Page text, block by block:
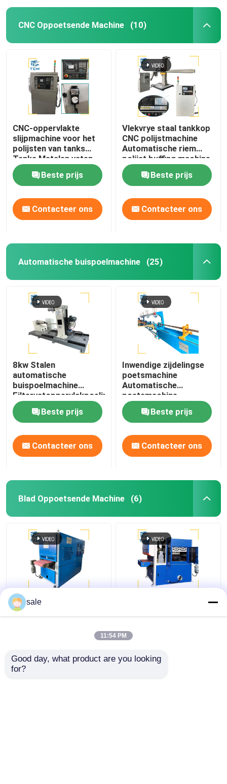
CNC Oppoetsende Machine (10)
CNC-oppervlakte
slijpmachine voor het
polijsten van tanks
Tanks Metalen vaten
Spiegelspoelen
Beste prijs
Contacteer ons
Vlekvrye staal tankkop
CNC polijstmachine
Automatische riem
polijst buffing machine
Beste prijs
Contacteer ons
Automatische buispoelmachine (25)
8kw Stalen
automatische
buispoelmachine
Filtervatoppervlakpoeling
Beste prijs
Contacteer ons
Inwendige zijdelingse
poetsmachine
Automatische
poetsmachine
Poetsmachine voor een
enkele buis van staal
Beste prijs
Contacteer ons
Blad Oppoetsende Machine (6)
Machines voor het
polijsten van
Sanding Deburring
Machine 2200mm
sale
11:54 PM
Good day, what product are you looking
for?